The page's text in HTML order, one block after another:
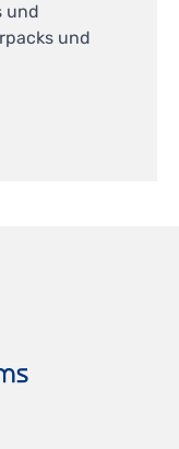
und
und